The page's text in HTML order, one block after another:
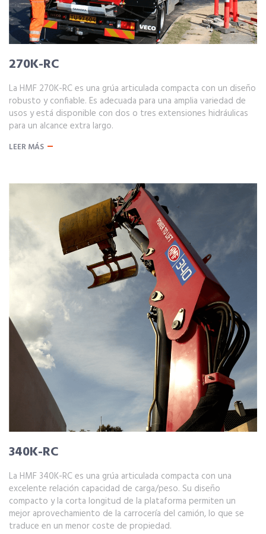
270K-RC
La HMF 270K-RC es una grúa articulada compacta con un diseño
robusto y confiable. Es adecuada para una amplia variedad de
usos y está disponible con dos o tres extensiones hidráulicas
para un alcance extra largo.
LEER MÁS
340K-RC
La HMF 340K-RC es una grúa articulada compacta con una
excelente relación capacidad de carga/peso. Su diseño
compacto y la corta longitud de la plataforma permiten un
mejor aprovechamiento de la carrocería del camión, lo que se
traduce en un menor coste de propiedad.